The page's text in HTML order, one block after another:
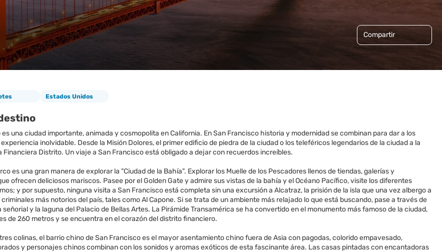
Compartir
Estados Unidos
una ciudad importante, animada y cosmopolita en California. En San Francisco historia y modernidad se combinan para dar a los
inolvidable. Desde la Misión Dolores, el primer edificio de piedra de la ciudad o los teleféricos legendarios de la ciudad a la
Financiera Distrito. Un viaje a San Francisco está obligado a dejar con recuerdos increíbles.
es una gran manera de explorar la "Ciudad de la Bahía". Explorar los Muelle de los Pescadores llenos de tiendas, galerías y
ofrecen deliciosos mariscos. Pasee por el Golden Gate y admire sus vistas de la bahía y el Océano Pacífico, visite los diferentes
y por supuesto, ninguna visita a San Francisco está completa sin una excursión a Alcatraz, la prisión de la isla que una vez albergo a
más notorios del país, tales como Al Capone. Si se trata de un ambiente más relajado lo que está buscando, pase a través de
y la laguna del Palacio de Bellas Artes. La Pirámide Transamérica se ha convertido en el monumento más famoso de la ciudad,
de 260 metros y se encuentra en el corazón del distrito financiero.
colinas, el barrio chino de San Francisco es el mayor asentamiento chino fuera de Asia con pagodas, colorido empavesado,
y personajes chinos combinan con los sonidos y aromas exóticos de esta fascinante área. Las casas pintadas con encantadoras